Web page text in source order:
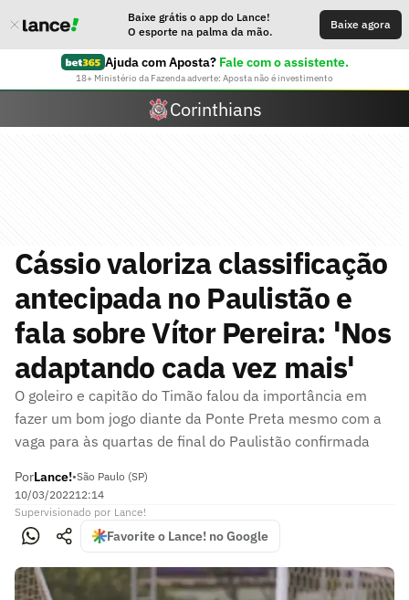
Baixe grátis o app do Lance!
O esporte na palma da mão.
Baixe agora
Ajuda com Aposta? Fale com o assistente.
18+ Ministério da Fazenda adverte: Aposta não é investimento
Corinthians
Cássio valoriza classificação
antecipada no Paulistão e
fala sobre Vítor Pereira: 'Nos
adaptando cada vez mais'
O goleiro e capitão do Timão falou da importância em
fazer um bom jogo diante da Ponte Preta mesmo com a
vaga para às quartas de final do Paulistão confirmada
PorLance!•São Paulo (SP)
10/03/202212:14
Supervisionado por Lance!
Favorite o Lance! no Google